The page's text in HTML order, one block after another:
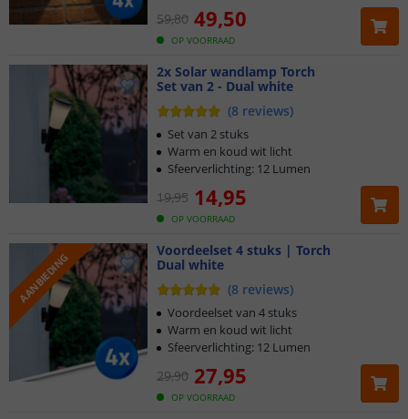
OP VOORRAAD
59,80 49,50
2x Solar wandlamp Torch
Set van 2 - Dual white
(8 reviews)
OP VOORRAAD
19,95 14,95
Set van 2 stuks
Warm en koud wit licht
Sfeerverlichting: 12 Lumen
AANBIEDING
Voordeelset 4 stuks | Torch
Dual white
(8 reviews)
OP VOORRAAD
29,90 27,95
Voordeelset van 4 stuks
Warm en koud wit licht
Sfeerverlichting: 12 Lumen